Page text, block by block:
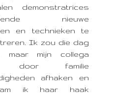
demonstratrices
nieuwe
en technieken te
Ik zou die dag
maar mijn collega
door familie
afhaken en
ik haar haak